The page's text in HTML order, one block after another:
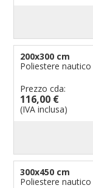
200x300 cm
Poliestere nautico
Prezzo cda:
116,00 €
(IVA inclusa)
300x450 cm
Poliestere nautico